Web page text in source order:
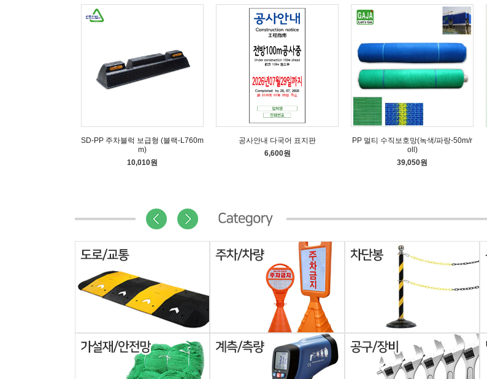
SD-PP 주차블럭 보급형 (블랙-L760m
m)
10,010원
공사안내 다국어 표지판
6,600원
PP 멀티 수직보호망(녹색/파랑-50m/r
oll)
39,050원